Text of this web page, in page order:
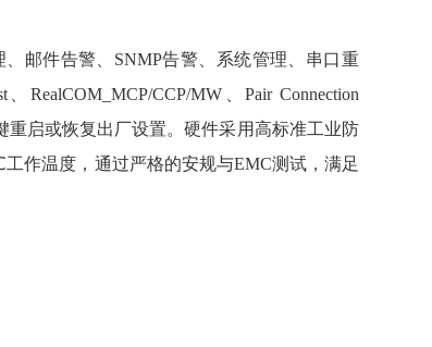
邮件告警、SNMP告警、系统管理、串口重
RealCOM_MCP/CCP/MW、Pair Connection
重启或恢复出厂设置。硬件采用高标准工业防
作温度，通过严格的安规与EMC测试，满足